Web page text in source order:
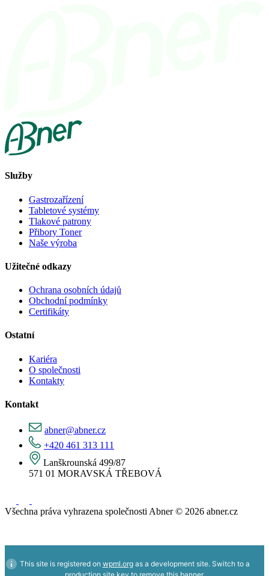
Služby
Gastrozařízení
Tabletové systémy
Tlakové patrony
Přibory Toner
Naše výroba
Užitečné odkazy
Ochrana osobních údajů
Obchodní podmínky
Certifikáty
Ostatní
Kariéra
O společnosti
Kontakty
Kontakt
abner@abner.cz
+420 461 313 111
Lanškrounská 499/87
571 01 MORAVSKÁ TŘEBOVÁ
Všechna práva vyhrazena společnosti Abner © 2026 abner.cz
This site is registered on wpml.orgas a development site. Switch to a